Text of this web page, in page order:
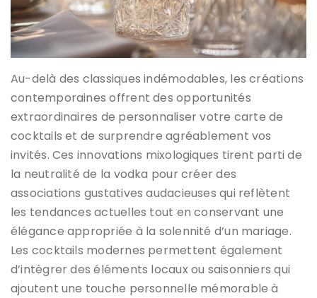
Au-delà des classiques indémodables, les créations
contemporaines offrent des opportunités
extraordinaires de personnaliser votre carte de
cocktails et de surprendre agréablement vos
invités. Ces innovations mixologiques tirent parti de
la neutralité de la vodka pour créer des
associations gustatives audacieuses qui reflètent
les tendances actuelles tout en conservant une
élégance appropriée à la solennité d’un mariage.
Les cocktails modernes permettent également
d’intégrer des éléments locaux ou saisonniers qui
ajoutent une touche personnelle mémorable à